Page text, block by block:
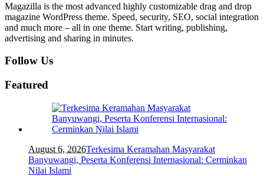
Magazilla is the most advanced highly customizable drag and drop
magazine WordPress theme. Speed, security, SEO, social integration
and much more – all in one theme. Start writing, publishing,
advertising and sharing in minutes.
Follow Us
Featured
August 6, 2026Terkesima Keramahan Masyarakat
Banyuwangi, Peserta Konferensi Internasional: Cerminkan
Nilai Islami